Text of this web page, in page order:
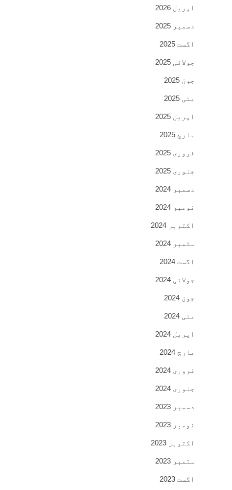
اپریل 2026
دسمبر 2025
اگست 2025
جولائی 2025
جون 2025
مئی 2025
اپریل 2025
مارچ 2025
فروری 2025
جنوری 2025
دسمبر 2024
نومبر 2024
اکتوبر 2024
ستمبر 2024
اگست 2024
جولائی 2024
جون 2024
مئی 2024
اپریل 2024
مارچ 2024
فروری 2024
جنوری 2024
دسمبر 2023
نومبر 2023
اکتوبر 2023
ستمبر 2023
اگست 2023